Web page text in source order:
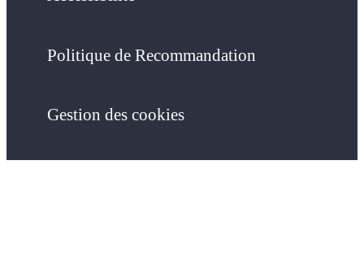
Politique de Recommandation
Gestion des cookies